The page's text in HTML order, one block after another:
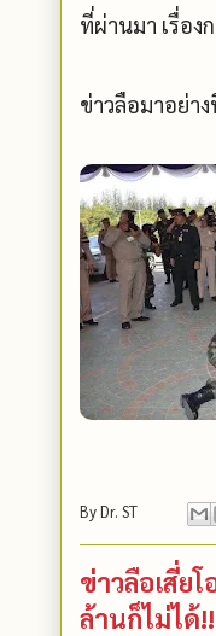
ที่ผ่านมา เรื่อ
ข่าวลือมาอย่า
ByDr. ST
ข่าวลือเสี่ย
ล้านก็ไม่ได้!!